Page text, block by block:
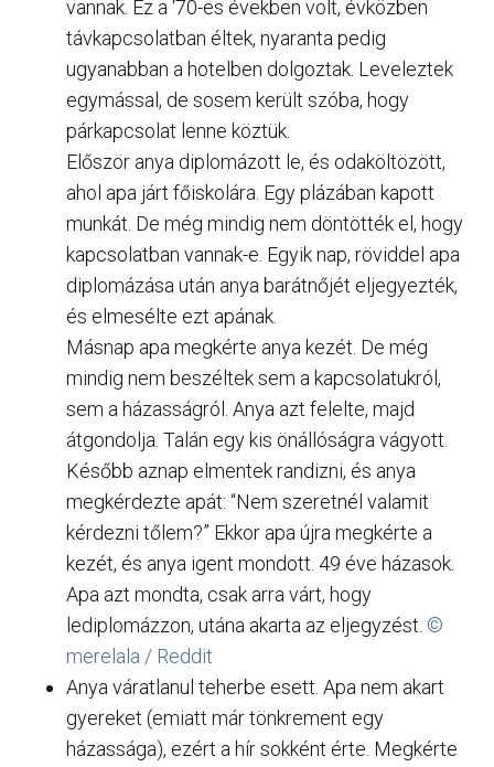
vannak. Ez a ‘70-es években volt, évközben
távkapcsolatban éltek, nyaranta pedig
ugyanabban a hotelben dolgoztak. Leveleztek
egymással, de sosem került szóba, hogy
párkapcsolat lenne köztük.
Először anya diplomázott le, és odaköltözött,
ahol apa járt főiskolára. Egy plázában kapott
munkát. De még mindig nem döntötték el, hogy
kapcsolatban vannak-e. Egyik nap, röviddel apa
diplomázása után anya barátnőjét eljegyezték,
és elmesélte ezt apának.
Másnap apa megkérte anya kezét. De még
mindig nem beszéltek sem a kapcsolatukról,
sem a házasságról. Anya azt felelte, majd
átgondolja. Talán egy kis önállóságra vágyott.
Később aznap elmentek randizni, és anya
megkérdezte apát: “Nem szeretnél valamit
kérdezni tőlem?” Ekkor apa újra megkérte a
kezét, és anya igent mondott. 49 éve házasok.
Apa azt mondta, csak arra várt, hogy
lediplomázzon, utána akarta az eljegyzést. ©
merelala / Reddit
Anya váratlanul teherbe esett. Apa nem akart
gyereket (emiatt már tönkrement egy
házassága), ezért a hír sokként érte. Megkérte